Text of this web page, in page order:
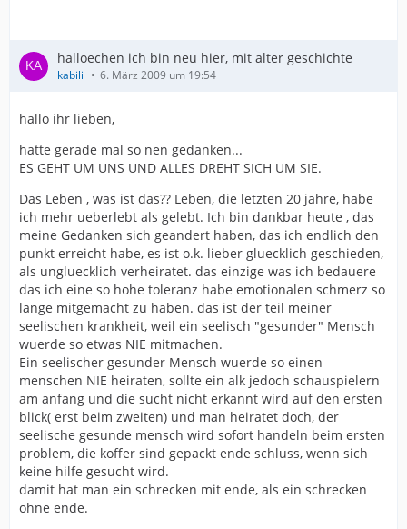
halloechen ich bin neu hier, mit alter geschichte
kabili 6. März 2009 um 19:54
hallo ihr lieben,
hatte gerade mal so nen gedanken...
ES GEHT UM UNS UND ALLES DREHT SICH UM SIE.
Das Leben , was ist das?? Leben, die letzten 20 jahre, habe
ich mehr ueberlebt als gelebt. Ich bin dankbar heute , das
meine Gedanken sich geandert haben, das ich endlich den
punkt erreicht habe, es ist o.k. lieber gluecklich geschieden,
als ungluecklich verheiratet. das einzige was ich bedauere
das ich eine so hohe toleranz habe emotionalen schmerz so
lange mitgemacht zu haben. das ist der teil meiner
seelischen krankheit, weil ein seelisch "gesunder" Mensch
wuerde so etwas NIE mitmachen.
Ein seelischer gesunder Mensch wuerde so einen
menschen NIE heiraten, sollte ein alk jedoch schauspielern
am anfang und die sucht nicht erkannt wird auf den ersten
blick( erst beim zweiten) und man heiratet doch, der
seelische gesunde mensch wird sofort handeln beim ersten
problem, die koffer sind gepackt ende schluss, wenn sich
keine hilfe gesucht wird.
damit hat man ein schrecken mit ende, als ein schrecken
ohne ende.